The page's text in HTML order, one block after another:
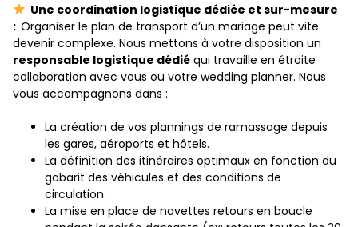
Une coordination logistique dédiée et sur-mesure
: Organiser le plan de transport d’un mariage peut vite
devenir complexe. Nous mettons à votre disposition un
responsable logistique dédié qui travaille en étroite
collaboration avec vous ou votre wedding planner. Nous
vous accompagnons dans :
La création de vos plannings de ramassage depuis
les gares, aéroports et hôtels.
La définition des itinéraires optimaux en fonction du
gabarit des véhicules et des conditions de
circulation.
La mise en place de navettes retours en boucle